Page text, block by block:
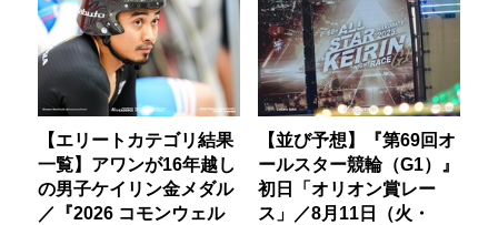
【エリートカテゴリ結果
一覧】アワンが16年越し
の男子ケイリン金メダル
／『2026 コモンウェル
【並び予想】『第69回オ
ールスター競輪（G1）』
初日「オリオン賞レー
ス」／8月11日（火・